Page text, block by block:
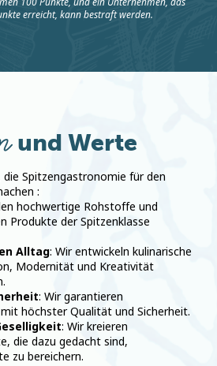
erreicht, kann bestraft werden.
und Werte
Spitzengastronomie für den
:
hochwertige Rohstoffe und
Produkte der Spitzenklasse
Alltag: Wir entwickeln kulinarische
Modernität und Kreativität
: Wir garantieren
höchster Qualität und Sicherheit.
: Wir kreieren
die dazu gedacht sind,
zu bereichern.